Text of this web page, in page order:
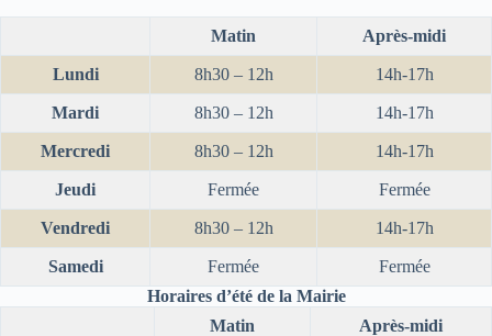
Matin Après-midi
Lundi 8h30 – 12h 14h-17h
Mardi 8h30 – 12h 14h-17h
Mercredi 8h30 – 12h 14h-17h
Jeudi Fermée Fermée
Vendredi 8h30 – 12h 14h-17h
Samedi Fermée
Fermée
Horaires d’été de la Mairie
Matin
Après-midi